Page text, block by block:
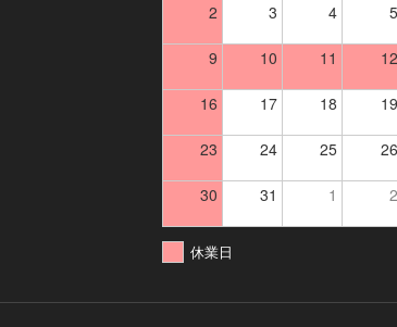
2 3 4 5
9 10 11 12
16 17 18 19
23 24 25 26
30 31 1 2
休業日